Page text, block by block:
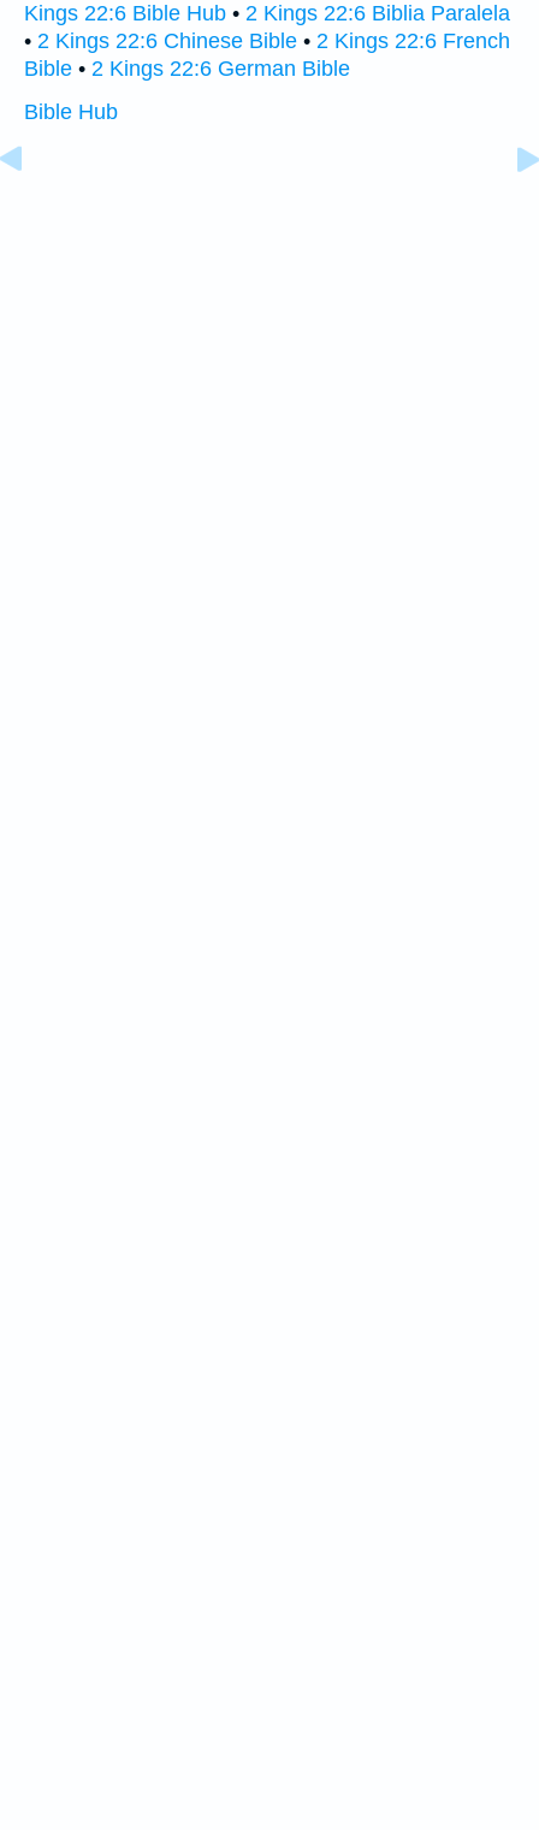
Kings 22:6 Bible Hub • 2 Kings 22:6 Biblia Paralela
• 2 Kings 22:6 Chinese Bible • 2 Kings 22:6 French
Bible • 2 Kings 22:6 German Bible
Bible Hub